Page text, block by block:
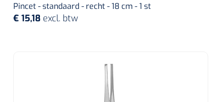
Pincet - standaard - recht - 18 cm - 1 st
€ 15,18 excl. btw